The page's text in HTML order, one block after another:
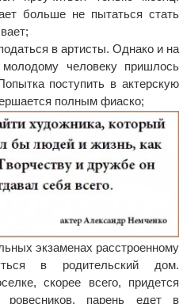
больше не пытаться стать
в артисты. Однако и на
человеку пришлось
поступить в актерскую
полным фиаско;
экзаменах расстроенному
в родительский дом.
скорее всего, придется
ровесников, парень едет в